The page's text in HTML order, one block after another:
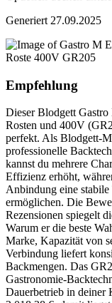
Generiert 27.09.2025
Empfehlung
Dieser Blodgett
Rosten und 400V
perfekt. Als Blodgett-
professionelle
kannst du mehrere
Effizienz erhöht,
Anbindung eine
ermöglichen. Die
Rezensionen spiegelt
Warum er die beste
Marke, Kapazität von
Verbindung liefert
Backmengen. Das
Gastronomie-
Dauerbetrieb in deiner